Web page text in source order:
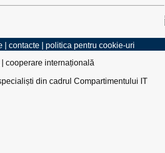
| contacte| politica pentru cookie-uri
cooperare internațională
din cadrul Compartimentului IT